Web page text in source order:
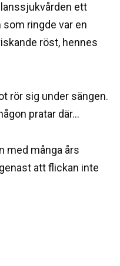
ett
ringde var en
röst, hennes
rör sig under sängen.
pratar där…
med många års
att flickan inte